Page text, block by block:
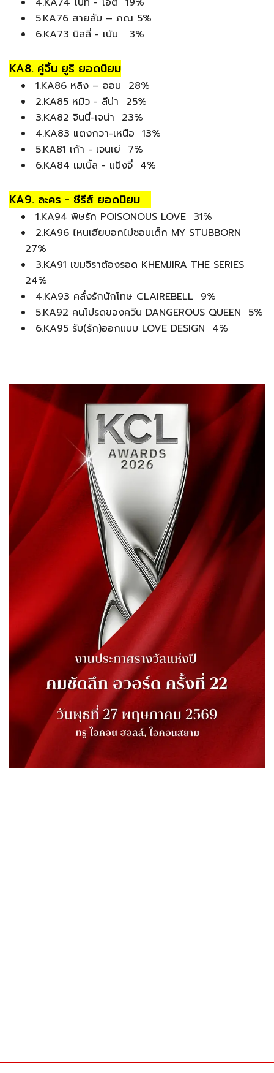
5.KA76 สายลับ – ภณ 5%
6.KA73 บิลลี่ - เบ้บ 3%
KA8. คู่จิ้น ยูริ ยอดนิยม
1.KA86 หลิง – ออม 28%
2.KA85 หมิว - ลีน่า 25%
3.KA82 จินนี่-เจน่า 23%
4.KA83 แตงกวา-เหนือ 13%
5.KA81 เก้า - เจนเย่ 7%
6.KA84 เมเบิ้ล - แป้งจี่ 4%
KA9. ละคร - ซีรีส์ ยอดนิยม
1.KA94 พิษรัก POISONOUS LOVE 31%
2.KA96 ไหนเฮียบอกไม่ชอบเด็ก MY STUBBORN
27%
3.KA91 เขมจิราต้องรอด KHEMJIRA THE SERIES
24%
4.KA93 คลั่งรักนักโทษ CLAIREBELL 9%
5.KA92 คนโปรดของควีน DANGEROUS QUEEN 5%
6.KA95 รับ(รัก)ออกแบบ LOVE DESIGN 4%